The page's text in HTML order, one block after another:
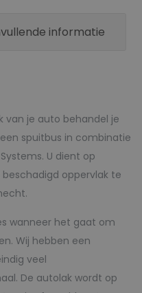
informatie
van je auto behandel je
spuitbus in combinatie
U dient op
oppervlak te
wanneer het gaat om
Wij hebben een
veel
De autolak wordt op